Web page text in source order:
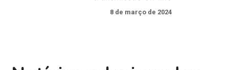
8 de março de 2024